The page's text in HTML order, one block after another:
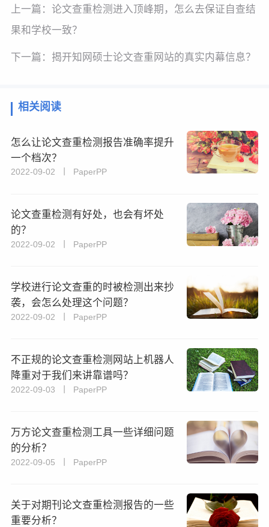
上一篇： 论文查重检测进入顶峰期，怎么去保证自查结
果和学校一致？
下一篇： 揭开知网硕士论文查重网站的真实内幕信息？
相关阅读
怎么让论文查重检测报告准确率提升
一个档次？
2022-09-02 丨 PaperPP
论文查重检测有好处，也会有坏处
的？
2022-09-02 丨 PaperPP
学校进行论文查重的时被检测出来抄
袭，会怎么处理这个问题？
2022-09-02 丨 PaperPP
不正规的论文查重检测网站上机器人
降重对于我们来讲靠谱吗？
2022-09-03 丨 PaperPP
万方论文查重检测工具一些详细问题
的分析？
2022-09-05 丨 PaperPP
关于对期刊论文查重检测报告的一些
重要分析？